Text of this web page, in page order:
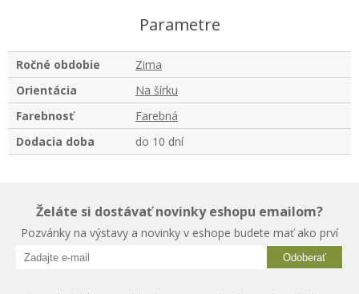
Parametre
Ročné obdobie
Zima
Orientácia
Na šírku
Farebnosť
Farebná
Dodacia doba
do 10 dní
Želáte si dostávať novinky eshopu emailom?
Pozvánky na výstavy a novinky v eshope budete mať ako prví
Odoberať